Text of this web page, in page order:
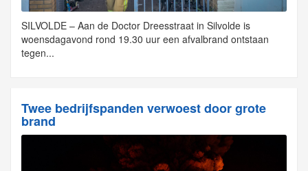
SILVOLDE – Aan de Doctor Dreesstraat in Silvolde is
woensdagavond rond 19.30 uur een afvalbrand ontstaan
tegen...
Twee bedrijfspanden verwoest door grote
brand